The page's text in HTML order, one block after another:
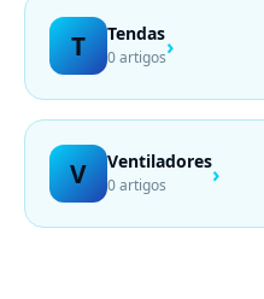
T Tendas
0 artigos›
V Ventiladores
0 artigos ›